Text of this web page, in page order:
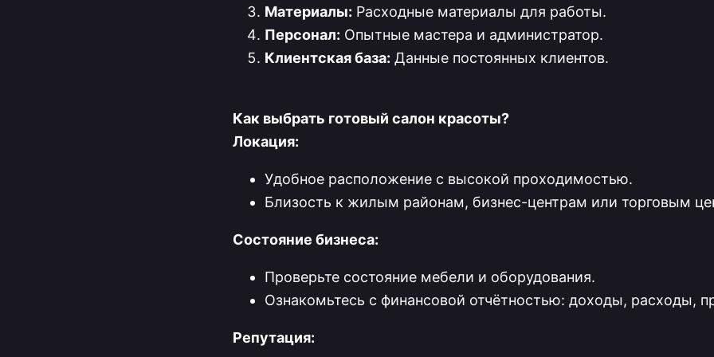
Материалы: Расходные материалы для работы.
Персонал: Опытные мастера и администратор.
Клиентская база: Данные постоянных клиентов.
Как выбрать готовый салон красоты?
Локация:
Удобное расположение с высокой проходимостью.
Близость к жилым районам, бизнес-центрам или торговым
Состояние бизнеса:
Проверьте состояние мебели и оборудования.
Ознакомьтесь с финансовой отчётностью: доходы, расходы,
Репутация: